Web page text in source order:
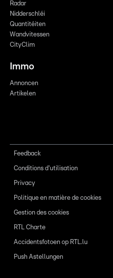
Radar
Nidderschléi
Quantitéiten
Wandvitessen
CityClim
Immo
Annoncen
Artikelen
Feedback
Conditions d'utilisation
Privacy
Politique en matière de cookies
Gestion des cookies
RTL Charte
Accidentsfotoen op RTL.lu
Push Astellungen